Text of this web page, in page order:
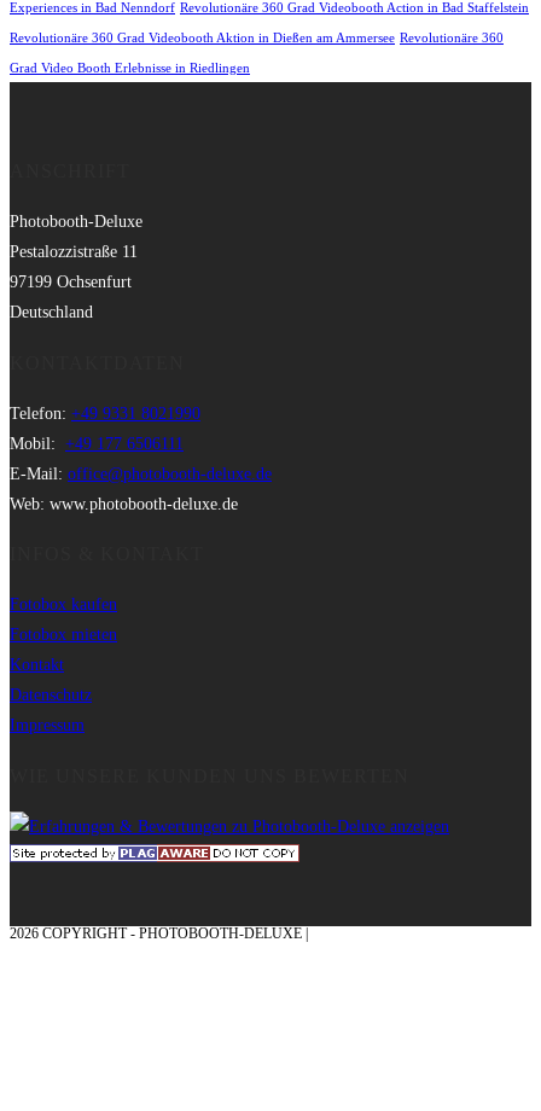
Experiences in Bad Nenndorf Revolutionäre 360 Grad Videobooth Action in Bad Staffelstein
Revolutionäre 360 Grad Videobooth Aktion in Dießen am Ammersee Revolutionäre 360
Grad Video Booth Erlebnisse in Riedlingen
Photobooth-Deluxe
Pestalozzistraße 11
97199 Ochsenfurt
Deutschland
Telefon: +49 9331 8021990
Mobil: +49 177 6506111
E-Mail: office@photobooth-deluxe.de
Web: www.photobooth-deluxe.de
Fotobox kaufen
Fotobox mieten
Kontakt
Datenschutz
Impressum
2026 COPYRIGHT - PHOTOBOOTH-DELUXE |